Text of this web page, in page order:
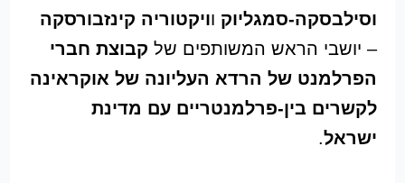
וסילבסקה-סמגליוק וויקטוריה קינזבורסקה
– יושבי הראש המשותפים של קבוצת חברי
הפרלמנט של הרדא העליונה של אוקראינה
לקשרים בין-פרלמנטריים עם מדינת
ישראל.